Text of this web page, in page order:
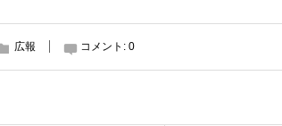
広報 コメント: 0